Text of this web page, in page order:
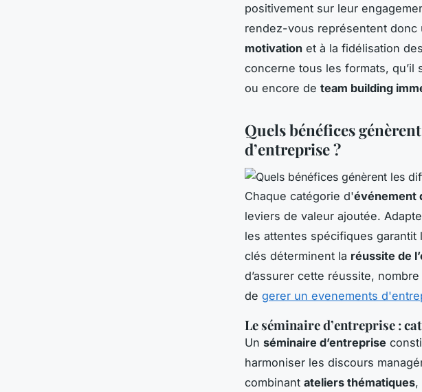
positivement sur leur
rendez-vous représentent donc
motivation et à la fidélisation
concerne tous les formats, qu’il
ou encore de team building
Quels bénéfices
d’entreprise ?
Chaque catégorie d'événement
leviers de valeur ajoutée.
les attentes spécifiques
clés déterminent la réussite de
d’assurer cette réussite,
de gerer un evenements
Le séminaire d’entreprise :
Un séminaire d’entreprise
harmoniser les discours
combinant ateliers thématiques,